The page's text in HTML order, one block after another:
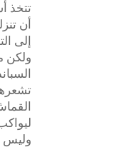
تتخذ
أن
إلى
ولكن
وليس